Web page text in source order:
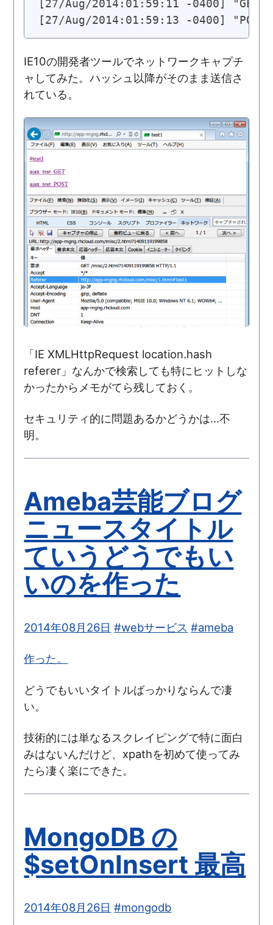
[27/Aug/2014:01:59:11 -0400] "GET
[27/Aug/2014:01:59:13 -0400]
IE10の開発者ツールでネットワークキャプチ
ャしてみた。ハッシュ以降がそのまま送信さ
れている。
「IE XMLHttpRequest location.hash
referer」なんかで検索しても特にヒットしな
かったからメモがてら残しておく。
セキュリティ的に問題あるかどうかは...不
明。
Ameba芸能ブログ
ニュースタイトル
ていうどうでもい
いのを作った
2014年08月26日 #webサービス #ameba
作った。
どうでもいいタイトルばっかりならんで凄
い。
技術的には単なるスクレイピングで特に面白
みはないんだけど、xpathを初めて使ってみ
たら凄く楽にできた。
MongoDB の
$setOnInsert 最高
2014年08月26日 #mongodb